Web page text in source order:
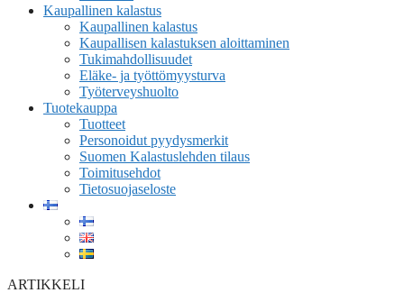
Kaupallinen kalastus
Kaupallinen kalastus
Kaupallisen kalastuksen aloittaminen
Tukimahdollisuudet
Eläke- ja työttömyysturva
Työterveyshuolto
Tuotekauppa
Tuotteet
Personoidut pyydysmerkit
Suomen Kalastuslehden tilaus
Toimitusehdot
Tietosuojaseloste
ARTIKKELI